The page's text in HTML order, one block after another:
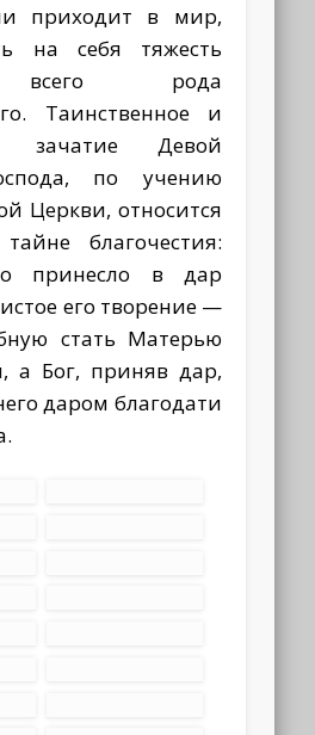
приходит в мир,
на себя тяжесть
всего рода
Таинственное и
зачатие Девой
по учению
Церкви, относится
благочестия:
принесло в дар
его творение —
стать Матерью
а Бог, приняв дар,
даром благодати